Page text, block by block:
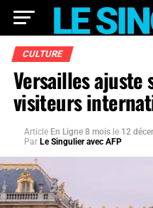
CULTURE
Versailles ajuste
visiteurs
Article En Ligne 8 mois le 12
Par Le Singulier avec AFP